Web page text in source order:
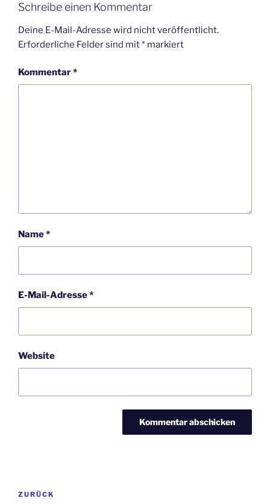
Schreibe einen Kommentar
Deine E-Mail-Adresse wird nicht veröffentlicht.
Erforderliche Felder sind mit* markiert
Kommentar*
Name*
E-Mail-Adresse*
Website
Beitragsnavigation
Vorheriger
ZURÜCK